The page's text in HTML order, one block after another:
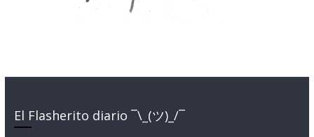
El Flasherito diario ¯\_(ツ)_/¯